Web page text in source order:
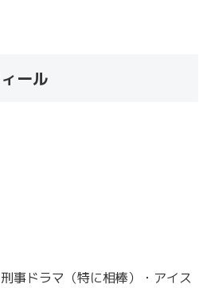
ール
事ドラマ（特に相棒）・アイス